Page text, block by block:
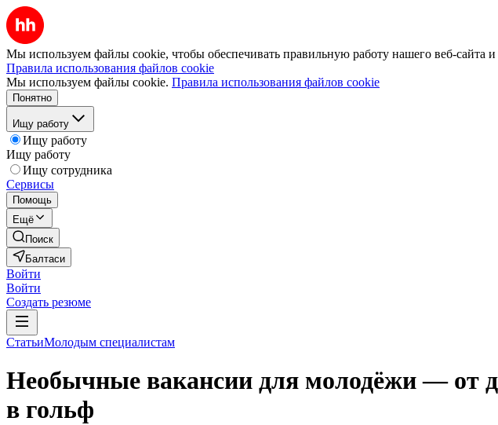
Мы используем файлы cookie, чтобы обеспечивать правильную работу нашего веб-сайта и
Правила использования файлов cookie
Мы используем файлы cookie. Правила использования файлов cookie
Понятно
Ищу работу
Ищу работу
Ищу работу
Ищу сотрудника
Сервисы
Помощь
Ещё
Поиск
Балтаси
Войти
Войти
Создать резюме
СтатьиМолодым специалистам
Необычные вакансии для молодёжи — от
в гольф